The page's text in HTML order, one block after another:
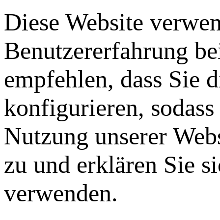
Diese Website
Benutzererfahrung
empfehlen, dass Sie
konfigurieren,
Nutzung unserer
zu und erklären Sie
verwenden.